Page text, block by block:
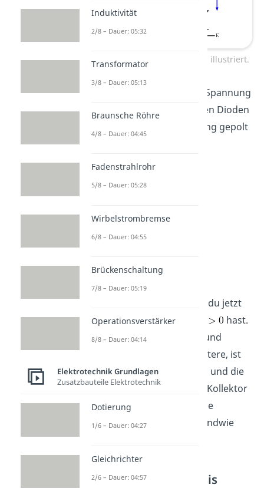
NPN Transistor durch Dioden illustriert.
Das heißt, egal wie du die Spannung
wählst, eine der beiden Dioden
wird immer in Sperrrichtung gepolt
und
Nehmen wir aber an, dass du jetzt
sowohl
und
hast.
Die Diode zwischen Basis und
Emitter, also im Bild die untere, ist
dann in Durchlassrichtung und die
Diode zwischen Basis und Kollektor
in Sperrrichtung gepolt. Die
Situation hat sich also irgendwie
Vom Emitter zur Basis
Induktivität
2/8 – Dauer: 05:32
Transformator
3/8 – Dauer: 05:13
Braunsche Röhre
4/8 – Dauer: 04:45
Fadenstrahlrohr
5/8 – Dauer: 05:28
Wirbelstrombremse
6/8 – Dauer: 04:55
Brückenschaltung
7/8 – Dauer: 05:19
Operationsverstärker
8/8 – Dauer: 04:14
Elektrotechnik Grundlagen
Zusatzbauteile Elektrotechnik
Dotierung
1/6 – Dauer: 04:27
Gleichrichter
2/6 – Dauer: 04:57